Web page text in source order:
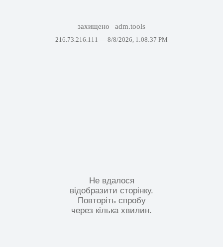
захищено adm.tools
216.73.216.111 — 8/8/2026, 1:08:37 PM
Не вдалося
відобразити сторінку.
Повторіть спробу
через кілька хвилин.